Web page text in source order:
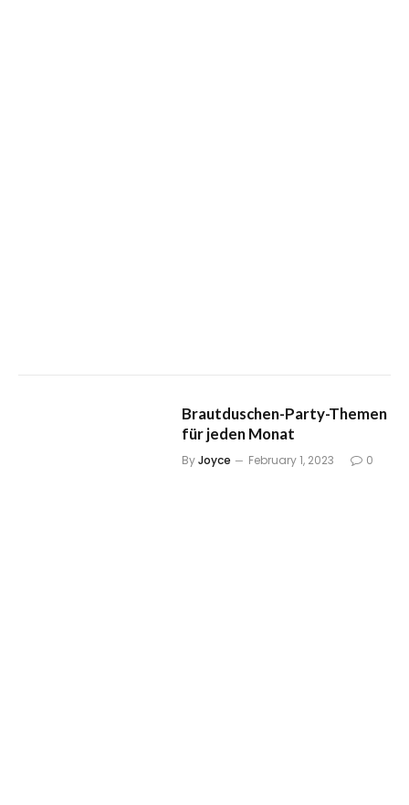
Brautduschen-Party-Themen
für jeden Monat
ByJoyce February 1, 2023 0